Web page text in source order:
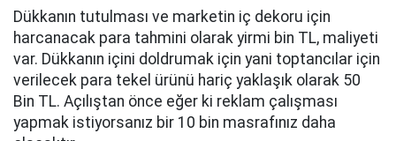
Dükkanın tutulması ve marketin iç dekoru için
harcanacak para tahmini olarak yirmi bin TL, maliyeti
var. Dükkanın içini doldrumak için yani toptancılar için
verilecek para tekel ürünü hariç yaklaşık olarak 50
Bin TL. Açılıştan önce eğer ki reklam çalışması
yapmak istiyorsanız bir 10 bin masrafınız daha